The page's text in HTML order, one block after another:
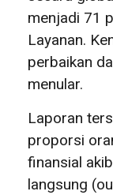
menjadi 71
Layanan.
perbaikan
menular.
Laporan
proporsi
finansial
langsung